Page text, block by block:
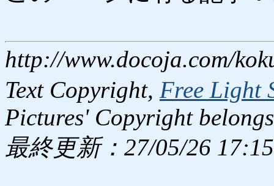
http://www.docoja.com/
Text Copyright, Free Light
Pictures' Copyright
最終更新：27/05/26 17:15